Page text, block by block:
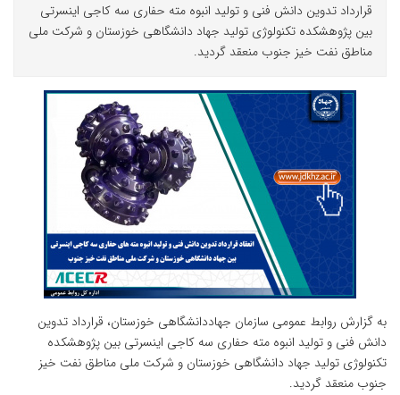
قرارداد تدوین دانش فنی و تولید انبوه مته حفاری سه کاجی اینسرتی
بین پژوهشکده تکنولوژی تولید جهاد دانشگاهی خوزستان و شرکت ملی
مناطق نفت خیز جنوب منعقد گردید.
به گزارش روابط عمومی سازمان جهاددانشگاهی خوزستان، قرارداد تدوین
دانش فنی و تولید انبوه مته حفاری سه کاجی اینسرتی بین پژوهشکده
تکنولوژی تولید جهاد دانشگاهی خوزستان و شرکت ملی مناطق نفت خیز
جنوب منعقد گردید.